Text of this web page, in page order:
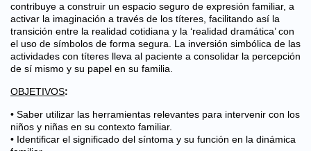
contribuye a construir un espacio seguro de expresión familiar, a
activar la imaginación a través de los títeres, facilitando así la
transición entre la realidad cotidiana y la ‘realidad dramática’ con
el uso de símbolos de forma segura. La inversión simbólica de las
actividades con títeres lleva al paciente a consolidar la percepción
de sí mismo y su papel en su familia.
OBJETIVOS:
• Saber utilizar las herramientas relevantes para intervenir con los
niños y niñas en su contexto familiar.
• Identificar el significado del síntoma y su función en la dinámica